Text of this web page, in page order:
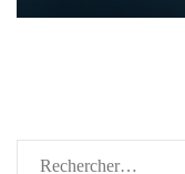
Rechercher :